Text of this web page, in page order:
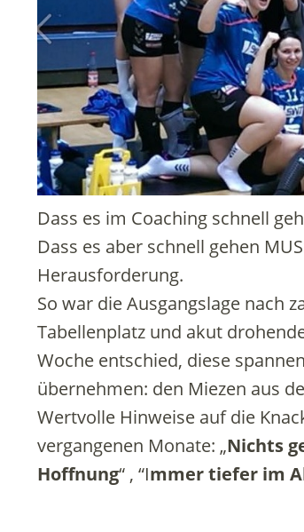
Dass es im Coaching schnell
Dass es aber schnell gehen
Herausforderung.
So war die Ausgangslage nach
Tabellenplatz und akut
Woche entschied, diese
übernehmen: den Miezen aus
Wertvolle Hinweise auf die
vergangenen Monate: „Nichts
Hoffnung“ , “Immer tiefer im